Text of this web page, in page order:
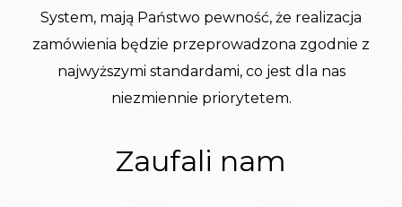
System, mają Państwo pewność, że realizacja
zamówienia będzie przeprowadzona zgodnie z
najwyższymi standardami, co jest dla nas
niezmiennie priorytetem.
Zaufali nam